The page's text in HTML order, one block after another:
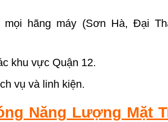
hãng máy (Sơn Hà, Đại
khu vực Quận 12.
vụ và linh kiện.
Năng Lượng Mặt